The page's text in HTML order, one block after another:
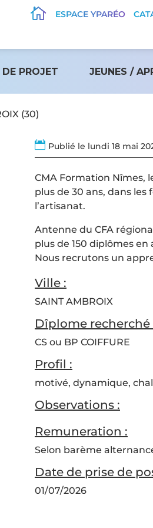
 ESPACE YPARÉO
PROJET JEUNES /
(30)
 Publié le lundi 18 mai
CMA Formation Nîmes,
plus de 30 ans, dans
l’artisanat.
Antenne du CFA
plus de 150 diplômes
Nous recrutons un
Ville :
SAINT AMBROIX
Dîplome recherché
CS ou BP COIFFURE
Profil :
motivé, dynamique,
Observations :
Remuneration :
Selon barème
Date de prise de
01/07/2026